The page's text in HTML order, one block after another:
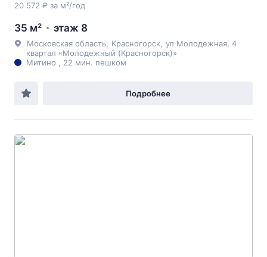
20 572 ₽ за м²/год
35 м² этаж 8
Московская область Красногорск ул Молодежная , 4
квартал «Молодежный (Красногорск)»
Митино , 22 мин. пешком
Подробнее